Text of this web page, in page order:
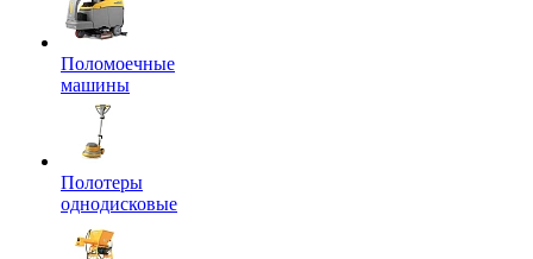
Поломоечные
машины
Полотеры
однодисковые